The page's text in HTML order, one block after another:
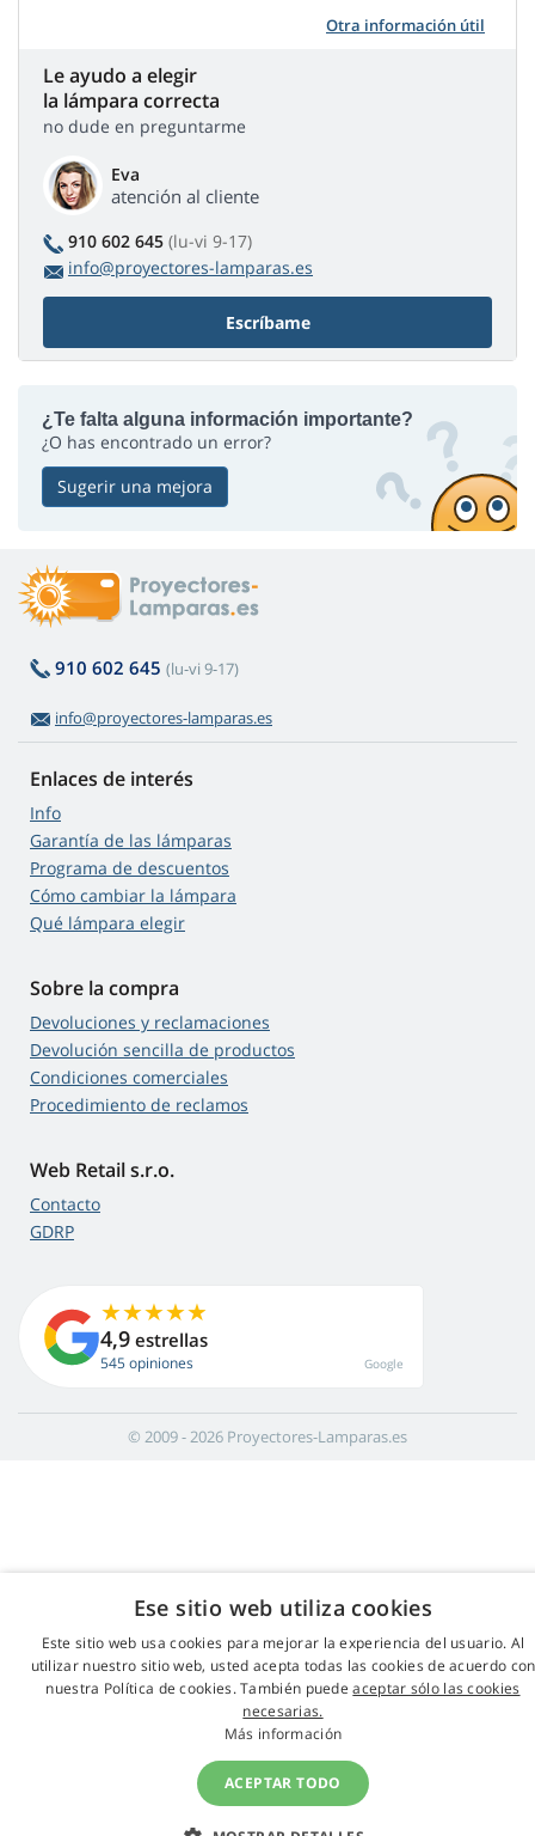
Otra información útil
Le ayudo a elegir
la lámpara correcta
no dude en preguntarme
Eva
atención al cliente
910 602 645 (lu-vi 9-17)
info@proyectores-lamparas.es
Escríbame
¿Te falta alguna información importante?
¿O has encontrado un error?
Sugerir una mejora
910 602 645 (lu-vi 9-17)
info@proyectores-lamparas.es
Enlaces de interés
Info
Garantía de las lámparas
Programa de descuentos
Cómo cambiar la lámpara
Qué lámpara elegir
Sobre la compra
Devoluciones y reclamaciones
Devolución sencilla de productos
Condiciones comerciales
Procedimiento de reclamos
Web Retail s.r.o.
Contacto
GDRP
4,9 estrellas
545 opiniones Google
© 2009 - 2026 Proyectores-Lamparas.es
Ese sitio web utiliza cookies
Este sitio web usa cookies para mejorar la experiencia del usuario. Al
utilizar nuestro sitio web, usted acepta todas las cookies de acuerdo con
nuestra Política de cookies. También puedeaceptar sólo las cookies
necesarias.
Más información
ACEPTAR TODO